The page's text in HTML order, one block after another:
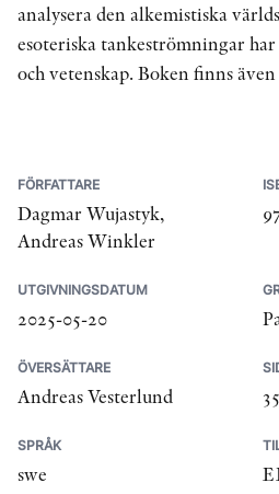
analysera den alkemistiska
esoteriska tankeströmningar
och vetenskap. Boken finns
FÖRFATTARE
Dagmar Wujastyk,
Andreas Winkler
UTGIVNINGSDATUM
2025-05-20
ÖVERSÄTTARE
Andreas Vesterlund
SPRÅK
swe